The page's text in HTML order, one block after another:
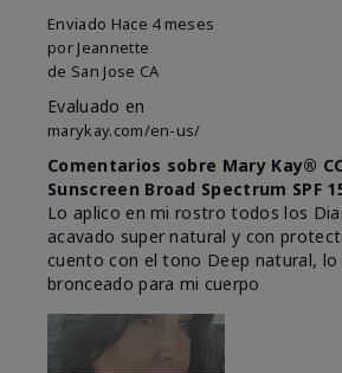
Enviado Hace 4 meses
por Jeannette
de San Jose CA
Evaluado en
marykay.com/en-us/
Comentarios sobre Mary Kay®
Sunscreen Broad Spectrum SPF
Lo aplico en mi rostro todos los
acavado super natural y con
cuento con el tono Deep natural,
bronceado para mi cuerpo